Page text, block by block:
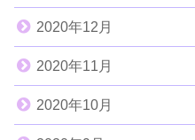
2020年12月
2020年11月
2020年10月